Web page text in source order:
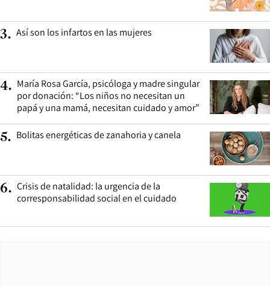
3. Así son los infartos en las mujeres
4. María Rosa García, psicóloga y madre singular
por donación: “Los niños no necesitan un
papá y una mamá, necesitan cuidado y amor”
5. Bolitas energéticas de zanahoria y canela
6. Crisis de natalidad: la urgencia de la
corresponsabilidad social en el cuidado